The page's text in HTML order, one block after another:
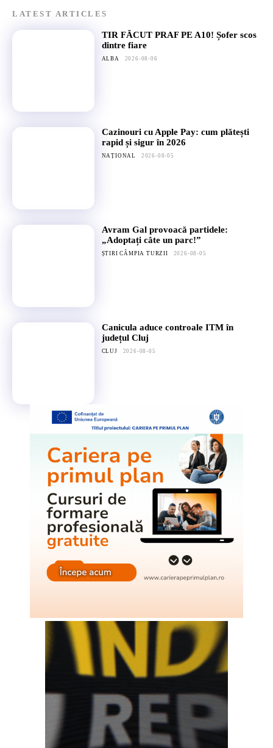
LATEST ARTICLES
TIR FĂCUT PRAF PE A10! Șofer scos
dintre fiare
ALBA 2026-08-06
Cazinouri cu Apple Pay: cum plătești
rapid și sigur în 2026
NAȚIONAL 2026-08-05
Avram Gal provoacă partidele:
„Adoptați câte un parc!”
ȘTIRI CÂMPIA TURZII 2026-08-05
Canicula aduce controale ITM în
județul Cluj
CLUJ 2026-08-05